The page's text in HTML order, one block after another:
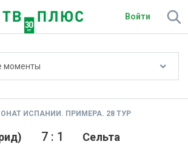
Войти
моменты
ИСПАНИИ. ПРИМЕРА. 28 ТУР
Сельта
7: 1